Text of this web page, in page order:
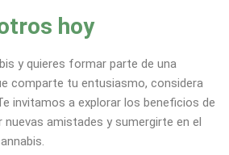
hoy
y quieres formar parte de una
comparte tu entusiasmo, considera
invitamos a explorar los beneficios de
nuevas amistades y sumergirte en el